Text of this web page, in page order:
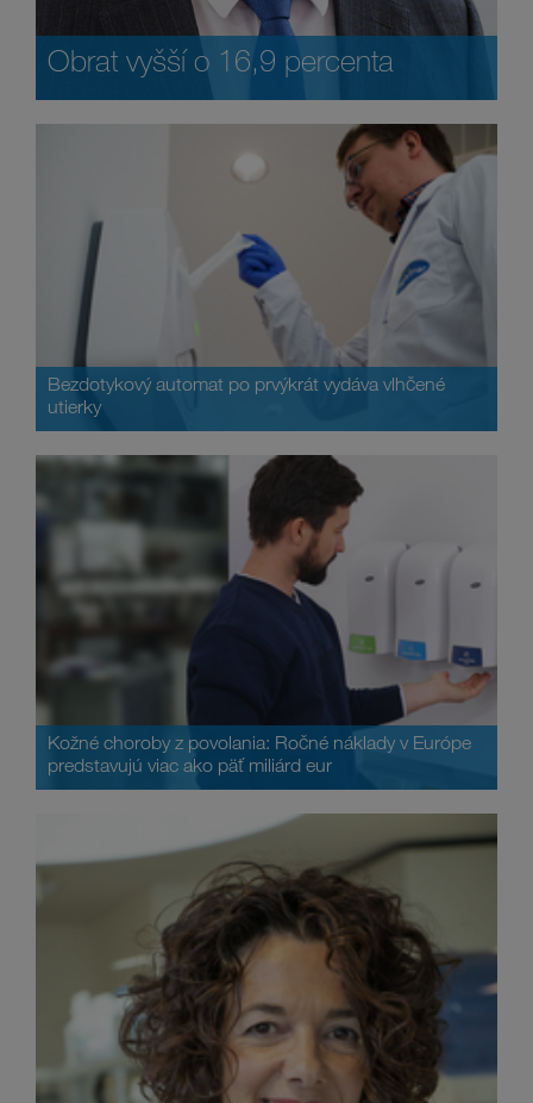
Obrat vyšší o 16,9 percenta
Bezdotykový automat po prvýkrát vydáva vlhčené
utierky
Kožné choroby z povolania: Ročné náklady v Európe
predstavujú viac ako päť miliárd eur